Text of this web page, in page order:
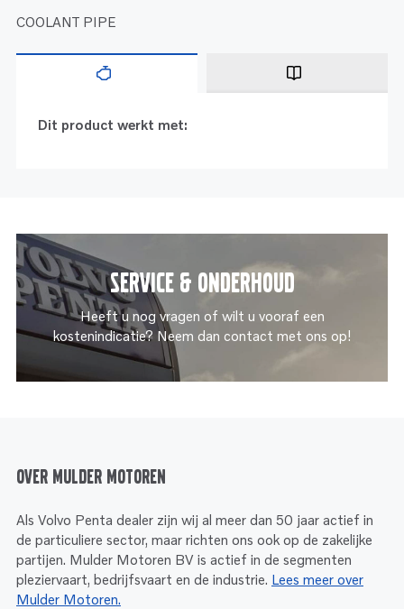
Reman – Industrie
COOLANT PIPE
Dit product werkt met:
Service & onderhoud
Heeft u nog vragen of wilt u vooraf een
kostenindicatie? Neem dan contact met ons op!
Over Mulder Motoren
Als Volvo Penta dealer zijn wij al meer dan 50 jaar actief in
de particuliere sector, maar richten ons ook op de zakelijke
partijen. Mulder Motoren BV is actief in de segmenten
pleziervaart, bedrijfsvaart en de industrie. Lees meer over
Mulder Motoren.